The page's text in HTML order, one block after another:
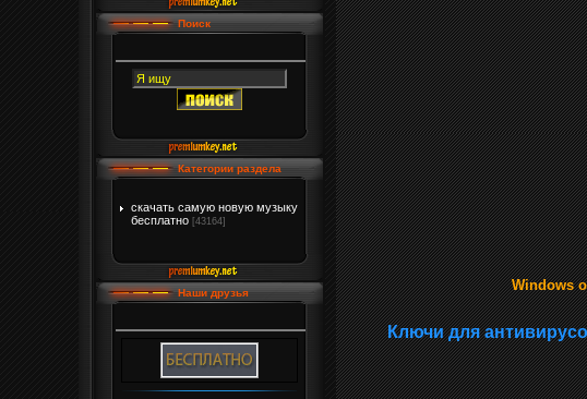
Поиск
Категории раздела
скачать самую новую музыку
бесплатно [43164]
Наши друзья
Windows
Ключи для